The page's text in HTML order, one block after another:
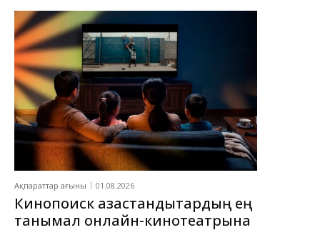
Ақпараттар ағыны 01.08.2026
Кинопоиск қазақстандықтардың ең
танымал онлайн-кинотеатрына